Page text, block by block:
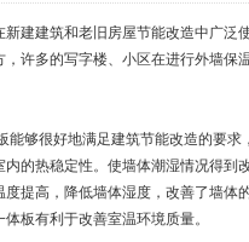
新建建筑和老旧房屋节能改造中广泛
，许多的写字楼、小区在进行外墙保
能够很好地满足建筑节能改造的要求
内的热稳定性。使墙体潮湿情况得到
度提高，降低墙体湿度，改善了墙体
板有利于改善室温环境质量。